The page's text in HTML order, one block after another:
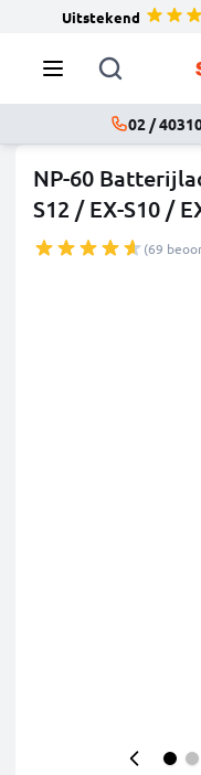
Uitstekend
02 /
NP-60
S12 / EX-S10 /
(69